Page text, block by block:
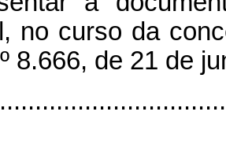
no curso da
8.666, de 21 de